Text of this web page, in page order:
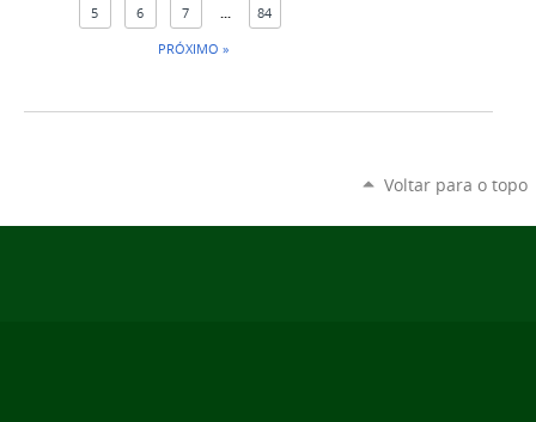
5 6 7 ...
84
PRÓXIMO »
Voltar para o topo